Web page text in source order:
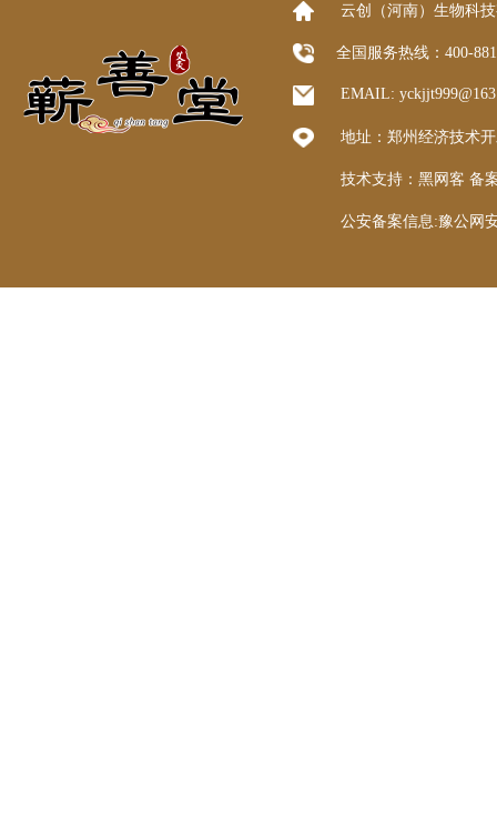
云创（河南）生物科
全国服务热线：
EMAIL:
地址：郑州经济技术
技术支持： 黑网客 备
公安备案信息:豫公网